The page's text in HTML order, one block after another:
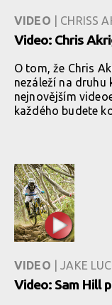
VIDEO | CHRISS
Video: Chris
O tom, že Chris
nezáleží na druhu
nejnovějším
každého budete
VIDEO | JAKE
Video: Sam Hill